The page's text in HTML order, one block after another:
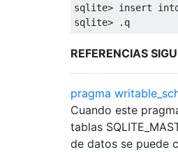
sqlite> insert
sqlite> . q
REFERENCIAS
pragma
Cuando este
tablas
de datos se puede